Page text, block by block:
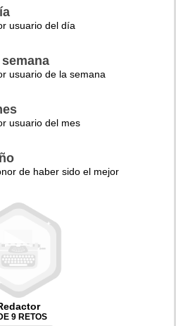
usuario del día
usuario de la semana
usuario del mes
de haber sido el mejor
9 RETOS